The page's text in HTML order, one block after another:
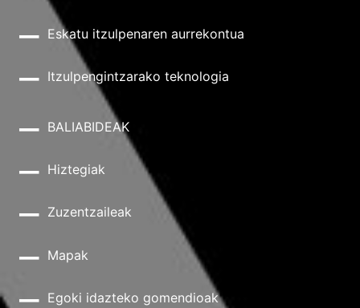
Eskatu itzulpenaren aurrekontua
Itzulpengintzarako teknologia
BALIABIDEAK
Hiztegiak
Zuzentzaileak
Mapak
Egoki idazteko gomendioak